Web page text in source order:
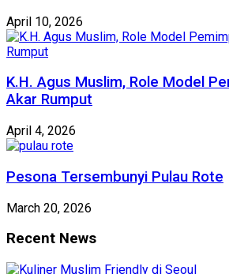
April 10, 2026
K.H. Agus Muslim, Role Model
Akar Rumput
April 4, 2026
Pesona Tersembunyi Pulau Rote
March 20, 2026
Recent News